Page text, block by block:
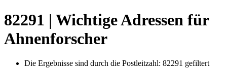
82291 | Wichtige Adressen für
Ahnenforscher
Die Ergebnisse sind durch die Postleitzahl: 82291 gefiltert